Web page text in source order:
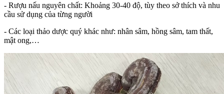
- Rượu nấu nguyên chất: Khoảng 30-40 độ, tùy theo sở thích và nhu
cầu sử dụng của từng người
- Các loại thảo dược quý khác như: nhân sâm, hồng sâm, tam thất,
mật ong,…